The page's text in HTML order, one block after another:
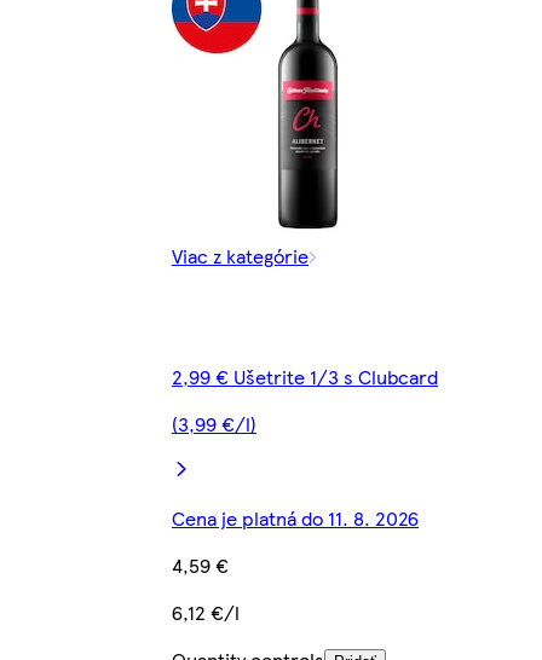
Viac z kategórie
2,99 € Ušetrite 1/3 s Clubcard
(3,99 €/l)
Cena je platná do 11. 8. 2026
4,59 €
6,12 €/l